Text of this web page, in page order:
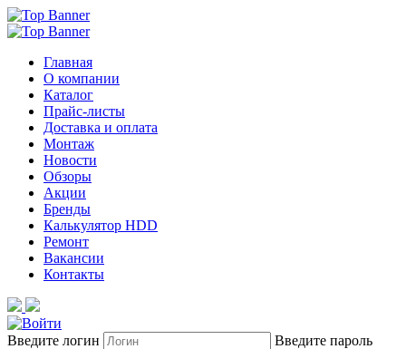
Главная
О компании
Каталог
Прайс-листы
Доставка и оплата
Монтаж
Новости
Обзоры
Акции
Бренды
Калькулятор HDD
Ремонт
Вакансии
Контакты
Введите логин Введите пароль